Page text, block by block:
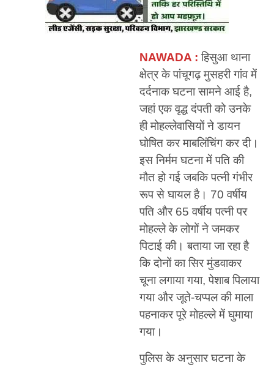
NAWADA : हिसुआ थाना
क्षेत्र के पांचूगढ़ मुसहरी गांव में
दर्दनाक घटना सामने आई है,
जहां एक वृद्ध दंपती को उनके
ही मोहल्लेवासियों ने डायन
घोषित कर माबलिंचिंग कर दी।
इस निर्मम घटना में पति की
मौत हो गई जबकि पत्नी गंभीर
रूप से घायल है। 70 वर्षीय
पति और 65 वर्षीय पत्नी पर
मोहल्ले के लोगों ने जमकर
पिटाई की। बताया जा रहा है
कि दोनों का सिर मुंडवाकर
चूना लगाया गया, पेशाब पिलाया
गया और जूते-चप्पल की माला
पहनाकर पूरे मोहल्ले में घुमाया
गया।
पुलिस के अनुसार घटना के